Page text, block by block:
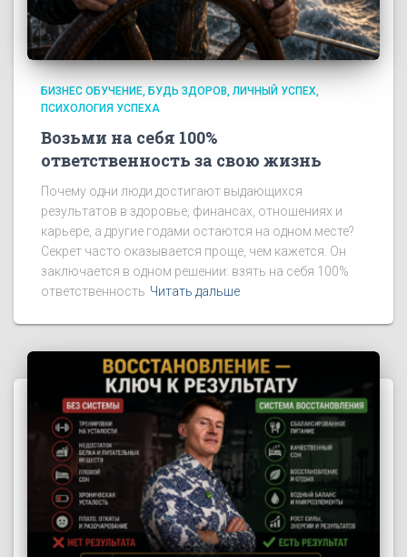
БИЗНЕС ОБУЧЕНИЕ БУДЬ ЗДОРОВ ЛИЧНЫЙ УСПЕХ
ПСИХОЛОГИЯ УСПЕХА
Возьми на себя 100%
ответственность за свою жизнь
Почему одни люди достигают выдающихся
результатов в здоровье, финансах, отношениях и
карьере, а другие годами остаются на одном месте?
Секрет часто оказывается проще, чем кажется. Он
заключается в одном решении: взять на себя 100%
ответственность Читать дальше